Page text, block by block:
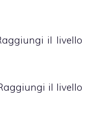
il livello
il livello